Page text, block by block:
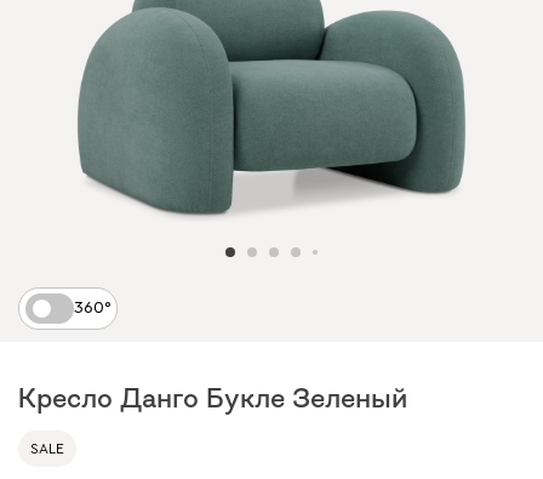
360°
Кресло Данго Букле Зеленый
SALE